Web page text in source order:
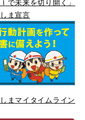
Ｉで未来を切り開く」
ま宣言
まマイタイムライン